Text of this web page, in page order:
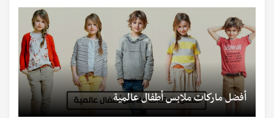
أفضل ماركات ملابس أطفال عالمية